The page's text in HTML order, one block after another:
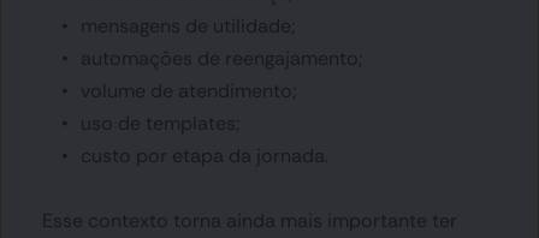
mensagens de utilidade;
automações de reengajamento;
volume de atendimento;
uso de templates;
custo por etapa da jornada.
Esse contexto torna ainda mais importante ter